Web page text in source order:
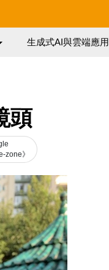
生成式AI與雲端應用
頭
zone》